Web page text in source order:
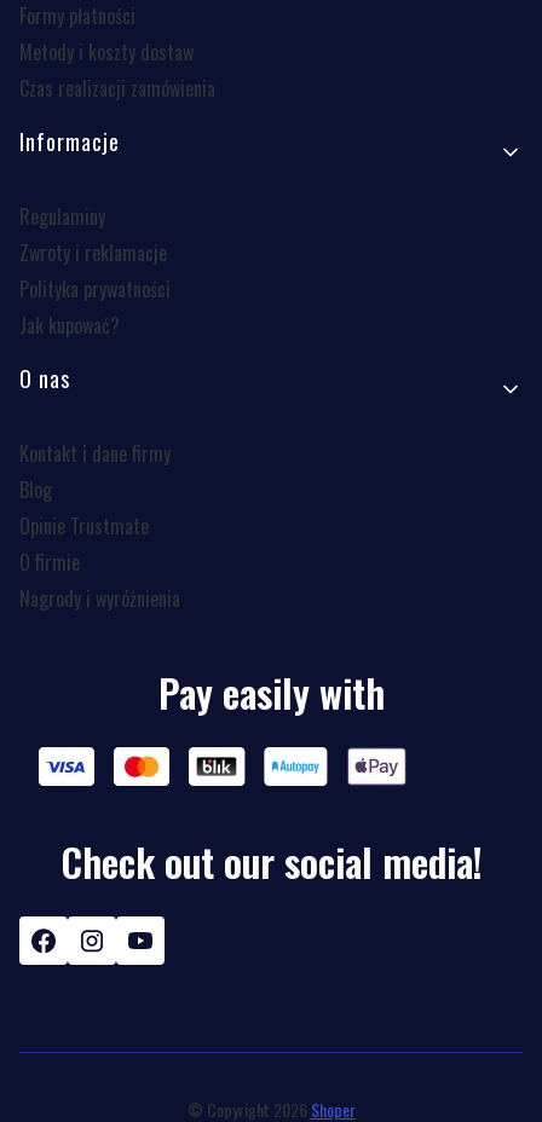
Formy płatności
Metody i koszty dostaw
Czas realizacji zamówienia
Informacje
Regulaminy
Zwroty i reklamacje
Polityka prywatności
Jak kupować?
O nas
Kontakt i dane firmy
Blog
Opinie Trustmate
O firmie
Nagrody i wyróżnienia
Pay easily with
Check out our social media!
© Copyright 2026 Shoper